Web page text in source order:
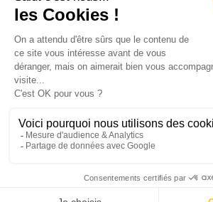
VOTRE COMPTE
INFORMATIONS DE LA BOUTIQUE
QUESTIONS FRÉQUEMMENT POSÉES